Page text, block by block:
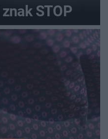
STOP